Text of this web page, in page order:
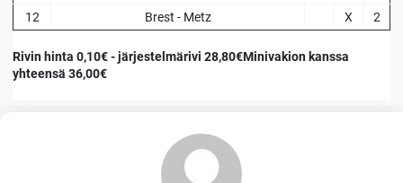
12
Brest - Metz X 2
Rivin hinta 0,10€ - järjestelmärivi 28,80€Minivakion kanssa
yhteensä 36,00€